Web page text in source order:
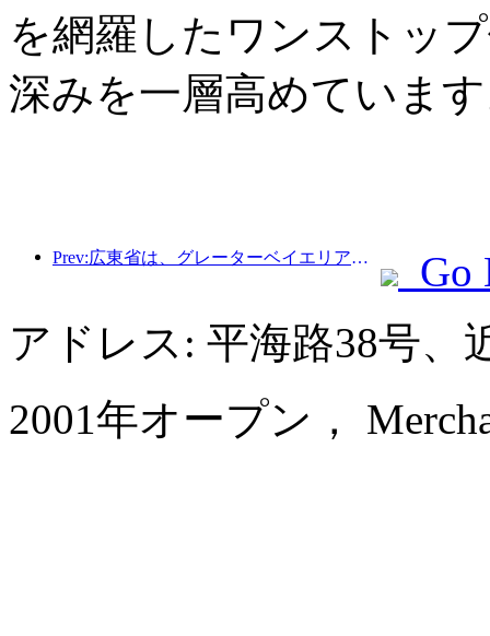
を網羅したワンストッ
深みを一層高めていま
Prev:広東省は、グレーターベイエリアを世界クラスの観光地にするためのサービス産業能力拡大計画を発表した。
Go
アドレス: 平海路38号、
2001年オープン，